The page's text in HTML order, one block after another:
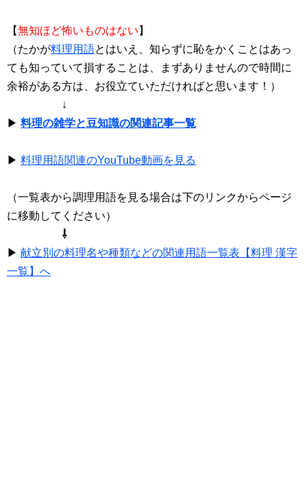
【無知ほど怖いものはない 】
（たかが料理用語とはいえ、知らずに恥をかくことはあっ
ても知っていて損することは、まずありませんので時間に
余裕がある方は、お役立ていただければと思います！）
↓
▶ 料理の雑学と豆知識の関連記事一覧
▶ 料理用語関連のYouTube動画を見る
（一覧表から調理用語を見る場合は下のリンクからページ
に移動してください）
⇩
▶ 献立別の料理名や種類などの関連用語一覧表【料理 漢字
一覧】へ